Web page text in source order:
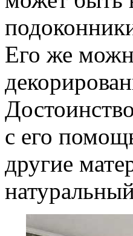
Его же
с его
другие